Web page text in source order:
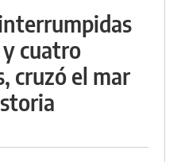
cuatro
cruzó el mar